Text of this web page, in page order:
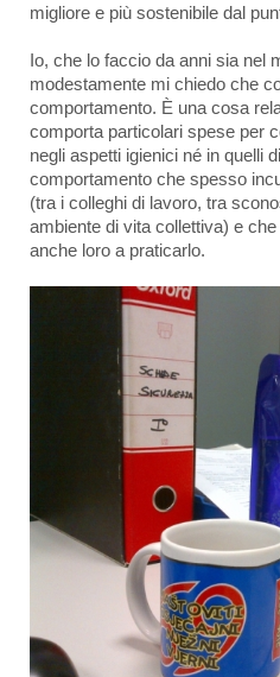
migliore e più sostenibile dal
Io, che lo faccio da anni sia
modestamente mi chiedo che
comportamento. È una cosa
comporta particolari spese per
negli aspetti igienici né in quelli
comportamento che spesso
(tra i colleghi di lavoro, tra
ambiente di vita collettiva) e
anche loro a praticarlo.